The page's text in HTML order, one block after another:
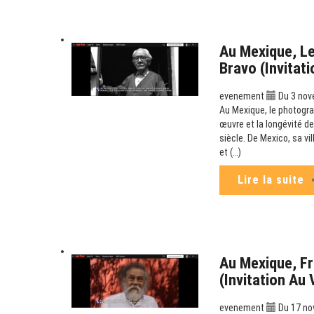
Au Mexique,
Bravo
evenement
Du 3
Au Mexique, le
œuvre et la longévité
siècle. De Mexico, sa
et (…)
Lire la suite
Au Mexique,
(Invitation Au
evenement Du 17